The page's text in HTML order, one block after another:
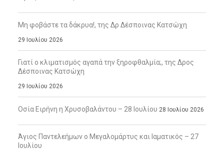
Μη φοβάστε τα δάκρυα!, της Δρ Δέσποινας Κατσώχη
29 Ιουλίου 2026
Γιατί ο κλιματισμός αγαπά την ξηροφθαλμία;, της Δρος
Δέσποινας Κατσώχη
29 Ιουλίου 2026
Οσία Ειρήνη η Χρυσοβαλάντου – 28 Ιουλίου 28 Ιουλίου 2026
Άγιος Παντελεήμων ο Μεγαλομάρτυς και Ιαματικός – 27
Ιουλίου